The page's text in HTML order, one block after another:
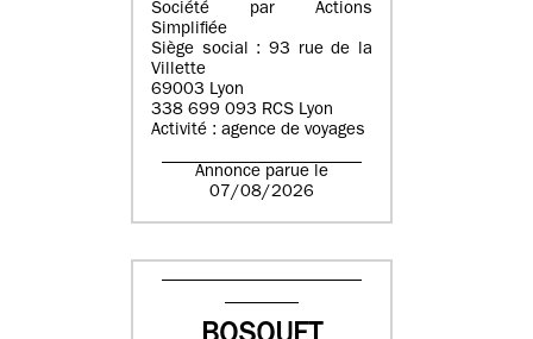
Société par Actions
Simplifiée
Siège social : 93 rue de la
Villette
69003 Lyon
338 699 093 RCS Lyon
Activité : agence de voyages
Annonce parue le
07/08/2026